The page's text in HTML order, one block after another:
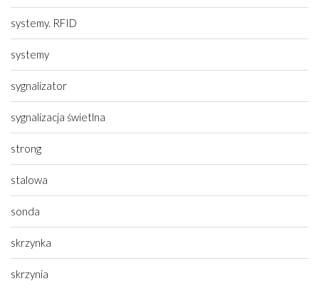
systemy. RFID
systemy
sygnalizator
sygnalizacja świetlna
strong
stalowa
sonda
skrzynka
skrzynia